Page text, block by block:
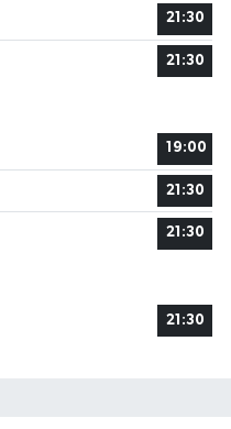
21:30
21:30
19:00
21:30
21:30
21:30